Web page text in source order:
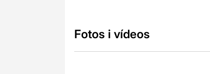
Fotos i vídeos